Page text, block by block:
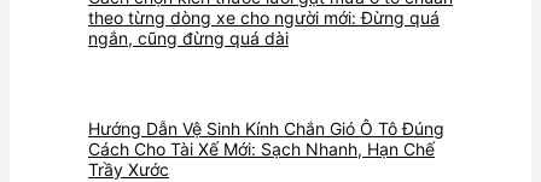
theo từng dòng xe cho người mới: Đừng quá
ngắn, cũng đừng quá dài
Hướng Dẫn Vệ Sinh Kính Chắn Gió Ô Tô Đúng
Cách Cho Tài Xế Mới: Sạch Nhanh, Hạn Chế
Trầy Xước